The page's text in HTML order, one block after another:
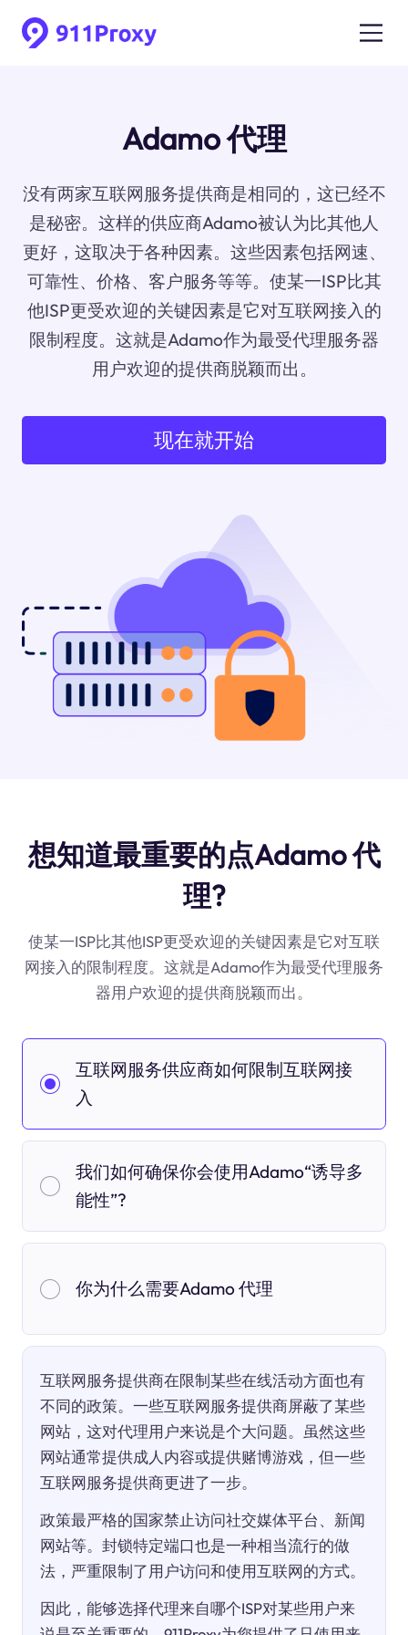
Adamo 代理
没有两家互联网服务提供商是相同的，这已经不
是秘密。这样的供应商Adamo被认为比其他人
更好，这取决于各种因素。这些因素包括网速、
可靠性、价格、客户服务等等。使某一ISP比其
他ISP更受欢迎的关键因素是它对互联网接入的
限制程度。这就是Adamo作为最受代理服务器
用户欢迎的提供商脱颖而出。
现在就开始
想知道最重要的点Adamo 代
理?
使某一ISP比其他ISP更受欢迎的关键因素是它对互联
网接入的限制程度。这就是Adamo作为最受代理服务
器用户欢迎的提供商脱颖而出。
互联网服务供应商如何限制互联网接
入
我们如何确保你会使用Adamo“诱导多
能性”?
你为什么需要Adamo 代理
互联网服务提供商在限制某些在线活动方面也有
不同的政策。一些互联网服务提供商屏蔽了某些
网站，这对代理用户来说是个大问题。虽然这些
网站通常提供成人内容或提供赌博游戏，但一些
互联网服务提供商更进了一步。
政策最严格的国家禁止访问社交媒体平台、新闻
网站等。封锁特定端口也是一种相当流行的做
法，严重限制了用户访问和使用互联网的方式。
因此，能够选择代理来自哪个ISP对某些用户来